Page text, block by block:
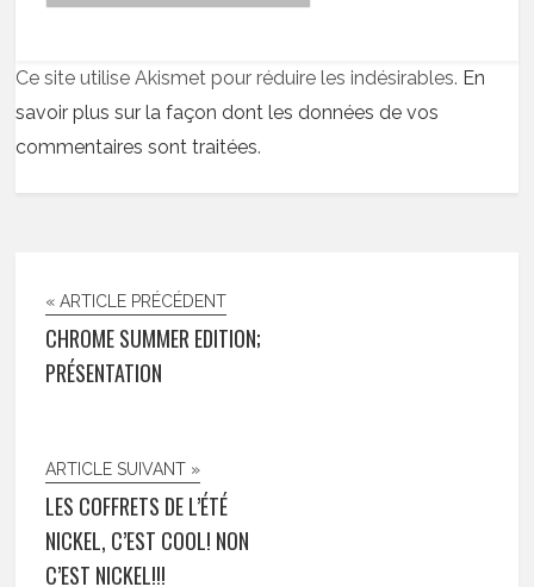
Ce site utilise Akismet pour réduire les indésirables. En
savoir plus sur la façon dont les données de vos
commentaires sont traitées.
« ARTICLE PRÉCÉDENT
CHROME SUMMER EDITION;
PRÉSENTATION
ARTICLE SUIVANT »
LES COFFRETS DE L’ÉTÉ
NICKEL, C’EST COOL! NON
C’EST NICKEL!!!